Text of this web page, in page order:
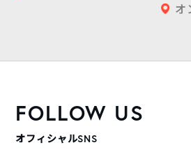
オ
FOLLOW US
オフィシャルSNS